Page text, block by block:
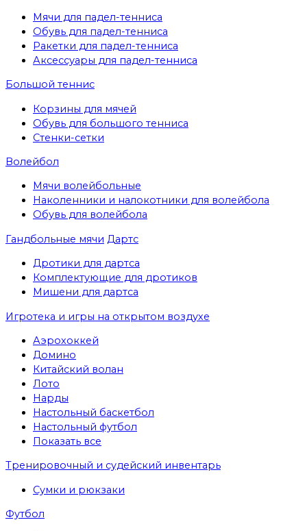
Мячи для падел-тенниса
Обувь для падел-тенниса
Ракетки для падел-тенниса
Аксессуары для падел-тенниса
Большой теннис
Корзины для мячей
Обувь для большого тенниса
Стенки-сетки
Волейбол
Мячи волейбольные
Наколенники и налокотники для волейбола
Обувь для волейбола
Гандбольные мячи Дартс
Дротики для дартса
Комплектующие для дротиков
Мишени для дартса
Игротека и игры на открытом воздухе
Аэрохоккей
Домино
Китайский волан
Лото
Нарды
Настольный баскетбол
Настольный футбол
Показать все
Тренировочный и судейский инвентарь
Сумки и рюкзаки
Футбол